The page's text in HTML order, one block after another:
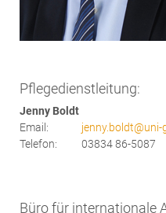
Pflegedienstleitung:
Jenny Boldt
Email:
jenny.boldt@uni-
Telefon:
03834 86-5087
Büro für internationale